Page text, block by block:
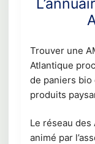
Trouver une
Atlantique
de paniers bio
produits
Le réseau
animé par